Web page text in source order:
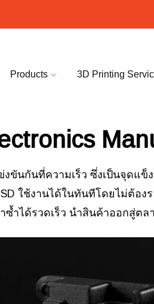
Products 3D Printing
ขันกันที่ความเร็ว ซึ่งเป็นจุดแข็
ใช้งานได้ในทันทีโดยไม่ต้อง
ำได้รวดเร็ว นำสินค้าออกสู่ตล